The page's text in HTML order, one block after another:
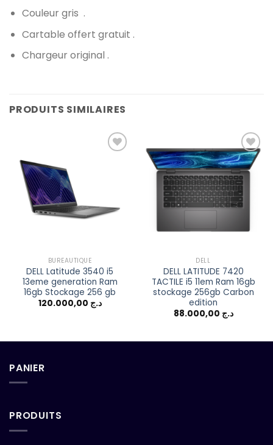
Couleur gris .
Cartable offert gratuit .
Chargeur original .
PRODUITS SIMILAIRES
BUREAUTIQUE
DELL Latitude 3540 i5
13eme generation Ram
16gb Stockage 256 gb
د.ج
Add to
wishlist
DELL
DELL LATITUDE 7420
TACTILE i5 11em Ram 16gb
stockage 256gb Carbon
edition
د.ج
PANIER
PRODUITS